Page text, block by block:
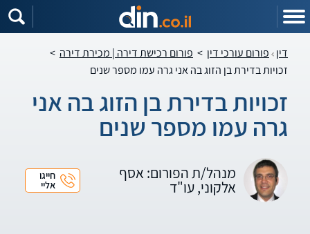
דין פורום עורכי דין > פורום רכישת דירה | מכירת דירה >
זכויות בדירת בן הזוג בה אני גרה עמו מספר שנים
זכויות בדירת בן הזוג בה אני
גרה עמו מספר שנים
מנהל/ת הפורום: אסף
אלקוני, עו"ד
חייגו
אליי